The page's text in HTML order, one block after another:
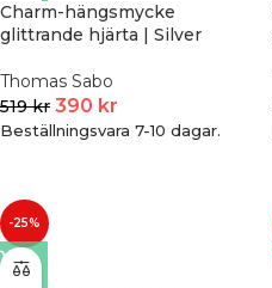
Charm-hängsmycke
glittrande hjärta | Silver
Thomas Sabo
519kr 390 kr
Beställningsvara 7-10 dagar.
-25%